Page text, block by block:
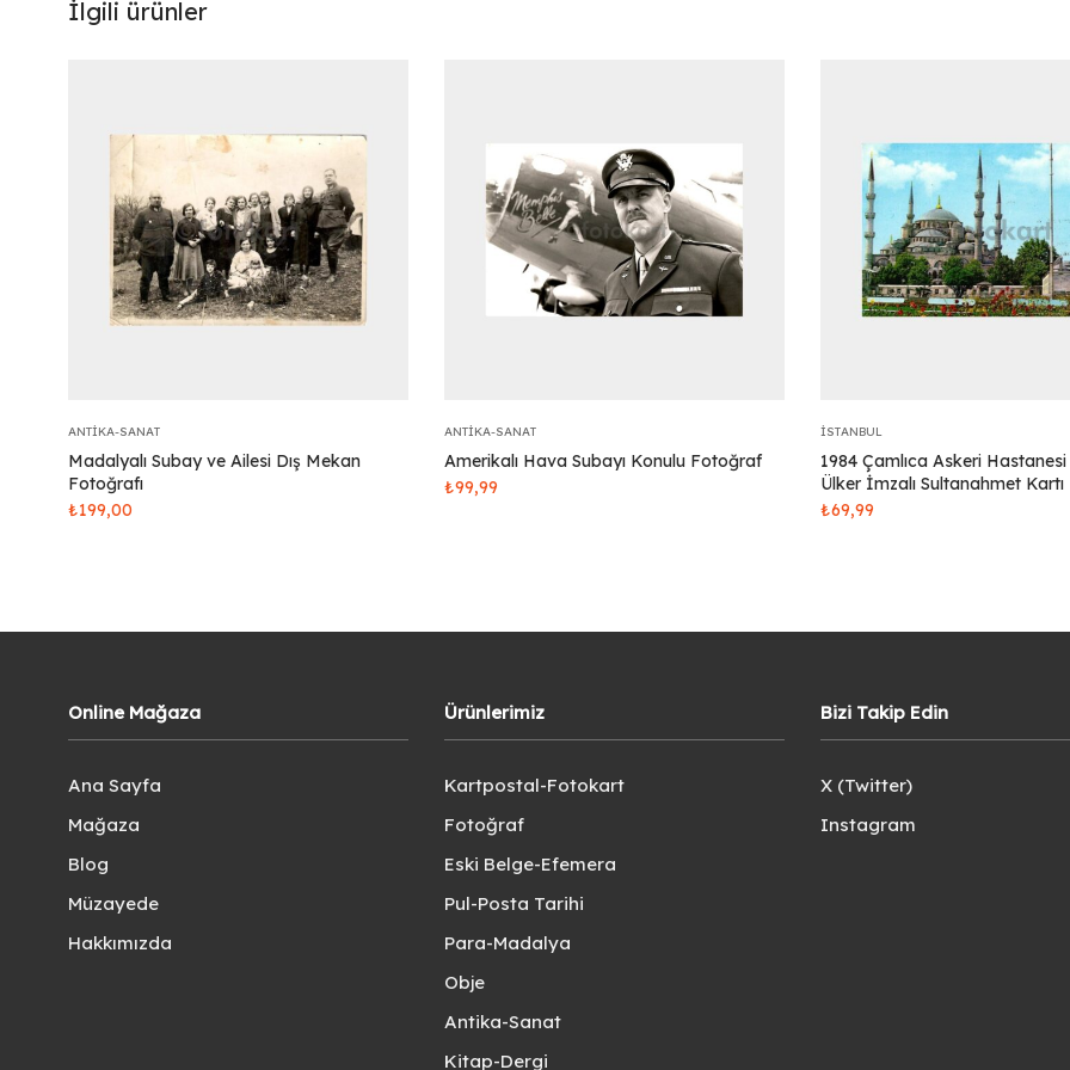
İlgili ürünler
ANTIKA-SANAT
Madalyalı Subay ve Ailesi Dış Mekan
Fotoğrafı
₺199,00
ANTIKA-SANAT
Amerikalı Hava Subayı Konulu Fotoğraf
₺99,99
İSTANBUL
1984 Çamlıca Askeri
Ülker İmzalı Sultanahmet Kartı
₺69,99
Online Mağaza
Ana Sayfa
Mağaza
Blog
Müzayede
Hakkımızda
Ürünlerimiz
Kartpostal-Fotokart
Fotoğraf
Eski Belge-Efemera
Pul-Posta Tarihi
Para-Madalya
Obje
Antika-Sanat
Kitap-Dergi
Bizi Takip Edin
X (Twitter)
Instagram